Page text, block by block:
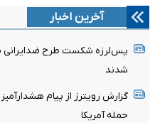
آخرین اخبار
پس‌لرزه شکست طرح ضدایرانی
شدند
گزارش رویترز از پیام
حمله آمریکا